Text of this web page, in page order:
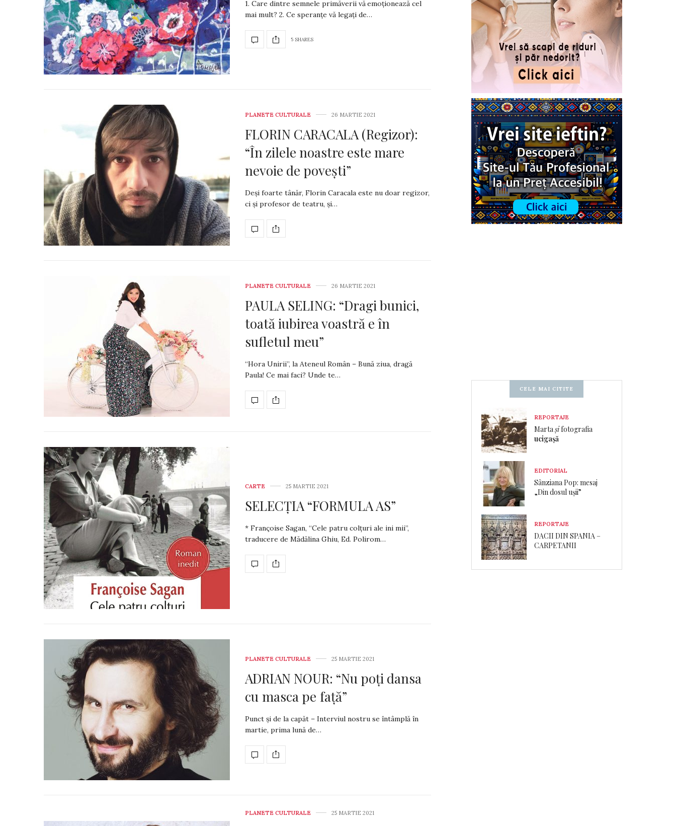
1. Care dintre semnele primăverii vă emoționează cel
mai mult? 2. Ce speranțe vă legați de…
5 SHARES
PLANETE CULTURALE 26 MARTIE 2021
FLORIN CARACALA (Regizor):
“În zilele noastre este mare
nevoie de povești”
Deși foarte tânăr, Florin Caracala este nu doar regizor,
ci și profesor de teatru, și…
PLANETE CULTURALE 26 MARTIE 2021
PAULA SELING: “Dragi bunici,
toată iubirea voastră e în
sufletul meu”
“Hora Unirii”, la Ateneul Român – Bună ziua, dragă
Paula! Ce mai faci? Unde te…
CARTE 25 MARTIE 2021
SELECȚIA “FORMULA AS”
* Françoise Sagan, “Cele patru colțuri ale ini­ mii”,
traducere de Mădălina Ghiu, Ed. Polirom…
PLANETE CULTURALE 25 MARTIE 2021
ADRIAN NOUR: “Nu poți dansa
cu masca pe față”
Punct și de la capăt – Interviul nostru se întâmplă în
martie, prima lună de…
PLANETE CULTURALE 25 MARTIE 2021
CELE MAI CITITE
REPORTAJE
Martașifotografia
ucigașă
EDITORIAL
Sânziana Pop: mesaj
„Din dosul ușii”
REPORTAJE
DACII DIN SPANIA –
CARPETANII